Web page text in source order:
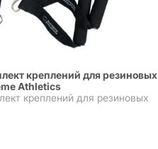
креплений для резиновых
Athletics
креплений для резиновых